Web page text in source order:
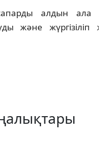
алдын ала
және жүргізіліп